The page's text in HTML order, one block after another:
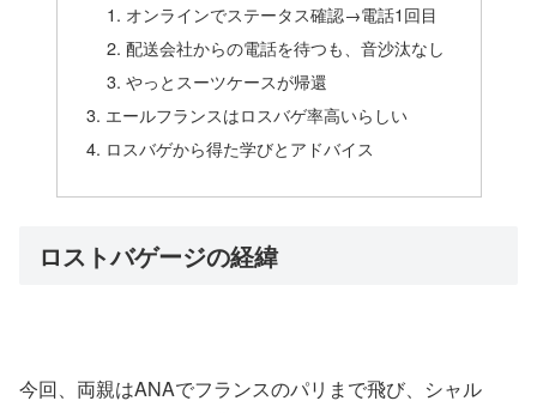
オンラインでステータス確認→電話1回目
配送会社からの電話を待つも、音沙汰なし
やっとスーツケースが帰還
エールフランスはロスバゲ率高いらしい
ロスバゲから得た学びとアドバイス
ロストバゲージの経緯
今回、両親はANAでフランスのパリまで飛び、シャル